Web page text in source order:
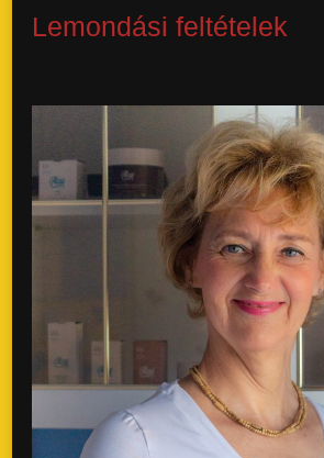
Lemondási feltételek